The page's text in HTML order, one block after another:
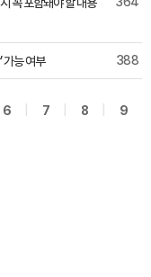
가능 여부 388
6 7 8
9